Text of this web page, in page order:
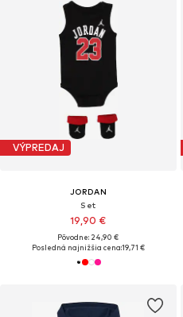
VÝPREDAJ
JORDAN
Set
19,90 €
Pôvodne: 24,90 €
Posledná najnižšia cena:19,71 €